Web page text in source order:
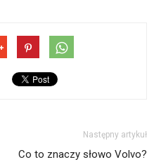
Następny artykuł
Co to znaczy słowo Volvo?